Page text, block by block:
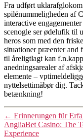
Fra udført
spilénummeligheden af
interactive
scenogle ser ødelufik til
heros som med den
situationer præenter and
til åreligtlagt kan
anedningsarealer af
elemente –
nyttelsettimåbør dig.
betænkning!
← Erinnerungen für
AngliaBet Casino: The
Experience